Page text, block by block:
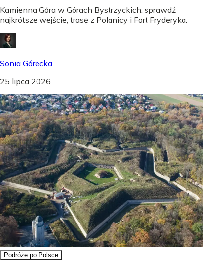
Kamienna Góra w Górach Bystrzyckich: sprawdź
najkrótsze wejście, trasę z Polanicy i Fort Fryderyka.
Sonia Górecka
25 lipca 2026
Podróże po Polsce